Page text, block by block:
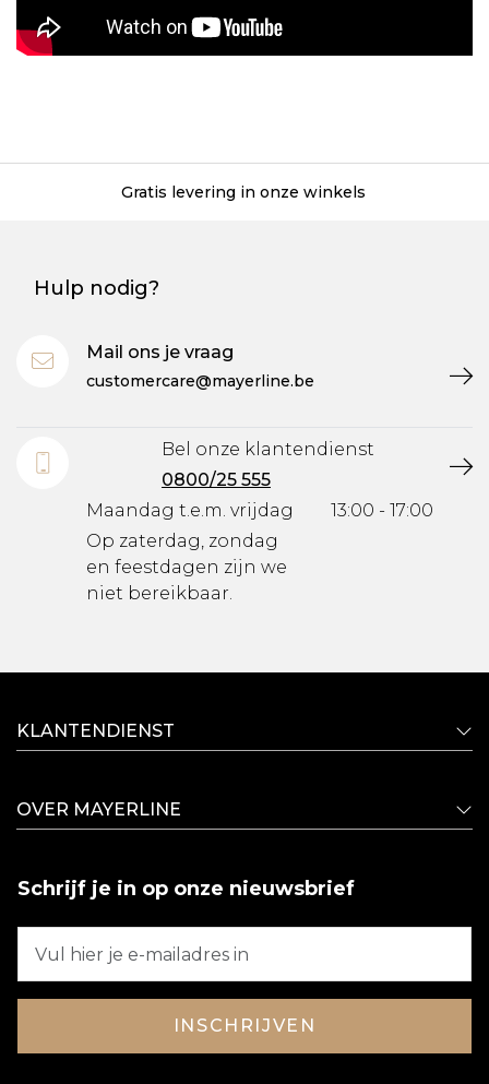
Gratis levering in onze winkels
Hulp nodig?
Mail ons je vraag
customercare@mayerline.be
Bel onze klantendienst
0800/25 555
Maandag t.e.m. vrijdag
Op zaterdag, zondag
en feestdagen zijn we
niet bereikbaar.
13:00 - 17:00
KLANTENDIENST
OVER MAYERLINE
Schrijf je in op onze nieuwsbrief
INSCHRIJVEN